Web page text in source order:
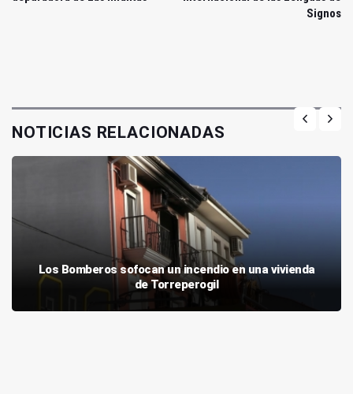
Signos
NOTICIAS RELACIONADAS
Los Bomberos sofocan un incendio en una vivienda
de Torreperogil